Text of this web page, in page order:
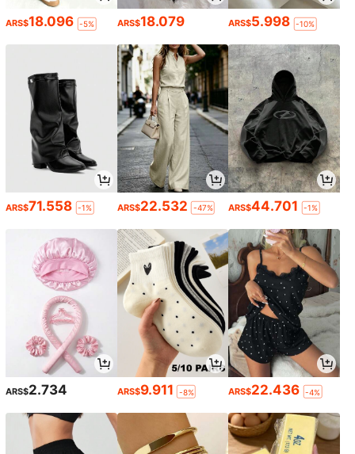
ARS$18.096 -5% ARS$18.079 ARS$5.998 -10%
ARS$71.558 -1% ARS$22.532 -47% ARS$44.701 -1%
ARS$2.734 ARS$9.911 -8% ARS$22.436 -4%